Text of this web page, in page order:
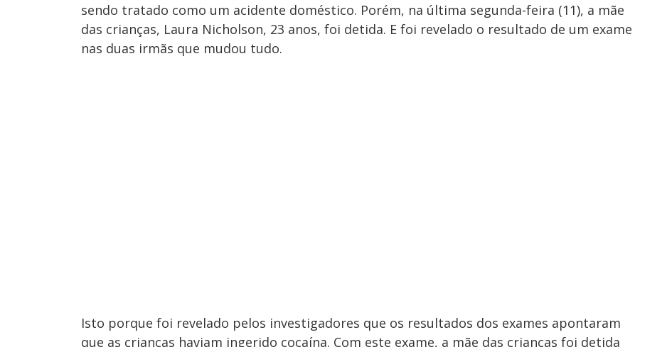
sendo tratado como um acidente doméstico. Porém, na última segunda-feira (11), a mãe
das crianças, Laura Nicholson, 23 anos, foi detida. E foi revelado o resultado de um exame
nas duas irmãs que mudou tudo.
Isto porque foi revelado pelos investigadores que os resultados dos exames apontaram
que as crianças haviam ingerido cocaína. Com este exame, a mãe das crianças foi detida